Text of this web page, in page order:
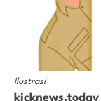
Ilustrasi
kicknews.today